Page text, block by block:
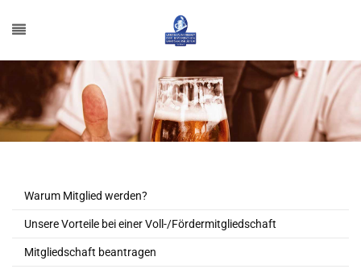
Warum Mitglied werden?
Unsere Vorteile bei einer Voll-/Fördermitgliedschaft
Mitgliedschaft beantragen